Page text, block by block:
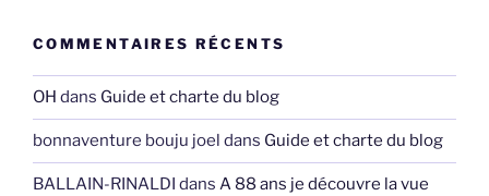
COMMENTAIRES RÉCENTS
OH dans Guide et charte du blog
bonnaventure bouju joel dans Guide et charte du blog
BALLAIN-RINALDI dans A 88 ans je découvre la vue